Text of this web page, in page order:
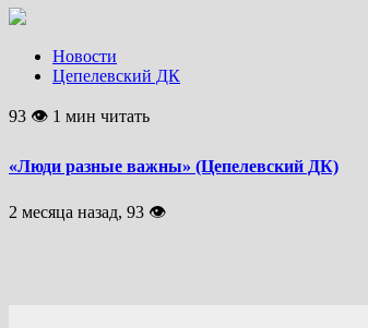
Новости
Цепелевский ДК
93 👁 1 мин читать
«Люди разные важны» (Цепелевский ДК)
2 месяца назад, 93 👁